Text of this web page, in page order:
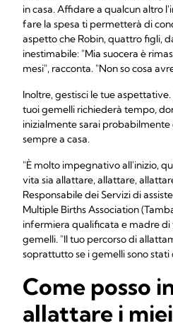
in casa. Affidare a qualcun altro
fare la spesa ti permetterà di
aspetto che Robin, quattro figli,
inestimabile: "Mia suocera è
mesi", racconta. "Non so cosa
Inoltre, gestisci le tue
tuoi gemelli richiederà tempo,
inizialmente sarai
sempre a casa.
"È molto impegnativo all'inizio,
vita sia allattare, allattare,
Responsabile dei Servizi di
Multiple Births Association
infermiera qualificata e madre
gemelli. "Il tuo percorso di
soprattutto se i gemelli sono
Come posso
allattare i